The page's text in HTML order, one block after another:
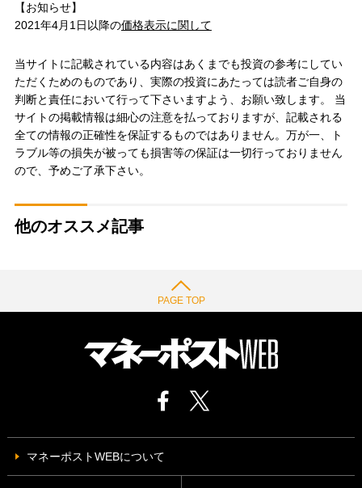
【お知らせ】
2021年4月1日以降の価格表示に関して
当サイトに記載されている内容はあくまでも投資の参考にしてい
ただくためのものであり、実際の投資にあたっては読者ご自身の
判断と責任において行って下さいますよう、お願い致します。 当
サイトの掲載情報は細心の注意を払っておりますが、記載される
全ての情報の正確性を保証するものではありません。万が一、ト
ラブル等の損失が被っても損害等の保証は一切行っておりません
ので、予めご了承下さい。
他のオススメ記事
PAGE TOP
マネーポストWEBについて